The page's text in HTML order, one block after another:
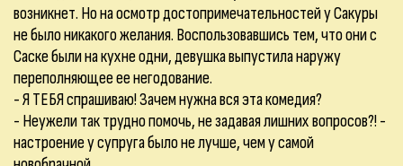
возникнет. Но на осмотр достопримечательностей у Сакуры
не было никакого желания. Воспользовавшись тем, что они с
Саске были на кухне одни, девушка выпустила наружу
переполняющее ее негодование.
- Я ТЕБЯ спрашиваю! Зачем нужна вся эта комедия?
- Неужели так трудно помочь, не задавая лишних вопросов?! -
настроение у супруга было не лучше, чем у самой